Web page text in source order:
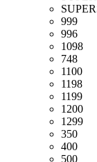
999
996
1098
748
1100
1198
1199
1200
1299
350
400
500